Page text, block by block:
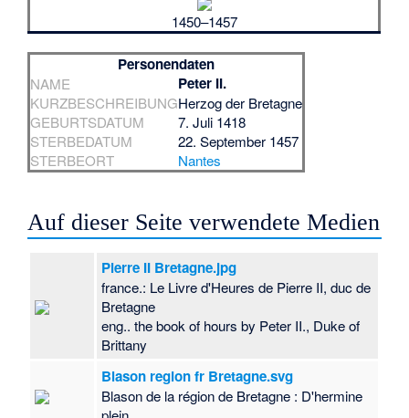
1450–1457
Personendaten
NAME Peter II.
KURZBESCHREIBUNGHerzog der Bretagne
GEBURTSDATUM
7. Juli 1418
STERBEDATUM
22. September 1457
STERBEORT
Nantes
Auf dieser Seite verwendete Medien
Pierre II Bretagne.jpg
france.: Le Livre d'Heures de Pierre II, duc de
Bretagne
eng.. the book of hours by Peter II., Duke of
Brittany
Blason region fr Bretagne.svg
Blason de la région de Bretagne : D'hermine